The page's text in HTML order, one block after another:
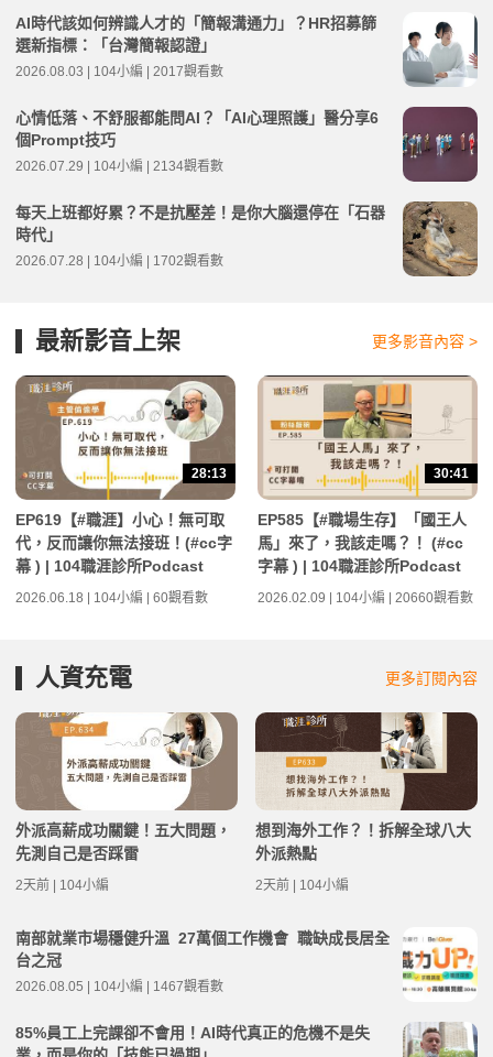
AI時代該如何辨識人才的「簡報溝通力」？HR招募篩
選新指標：「台灣簡報認證」
2026.08.03 | 104小編 | 2017觀看數
心情低落、不舒服都能問AI？「AI心理照護」醫分享6
個Prompt技巧
2026.07.29 | 104小編 | 2134觀看數
每天上班都好累？不是抗壓差！是你大腦還停在「石器
時代」
2026.07.28 | 104小編 | 1702觀看數
最新影音上架 更多影音內容 >
28:13
EP619【#職涯】小心！無可取
代，反而讓你無法接班！(#cc字
幕 ) | 104職涯診所Podcast
2026.06.18 | 104小編 | 60觀看數
30:41
EP585【#職場生存】「國王人
馬」來了，我該走嗎？！ (#cc
字幕 ) | 104職涯診所Podcast
2026.02.09 | 104小編 | 20660觀看數
人資充電 更多訂閱內容
外派高薪成功關鍵！五大問題，
先測自己是否踩雷
2天前 | 104小編
想到海外工作？！拆解全球八大
外派熱點
2天前 | 104小編
南部就業市場穩健升溫 27萬個工作機會 職缺成長居全
台之冠
2026.08.05 | 104小編 | 1467觀看數
85%員工上完課卻不會用！AI時代真正的危機不是失